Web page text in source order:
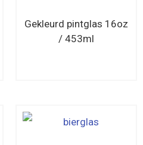
Gekleurd pintglas 16oz
/ 453ml